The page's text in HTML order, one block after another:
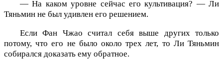
— На каком уровне сейчас его культивация? — Ли
Тяньмин не был удивлен его решением.
Если Фан Чжао считал себя выше других только
потому, что его не было около трех лет, то Ли Тяньмин
собирался доказать ему обратное.